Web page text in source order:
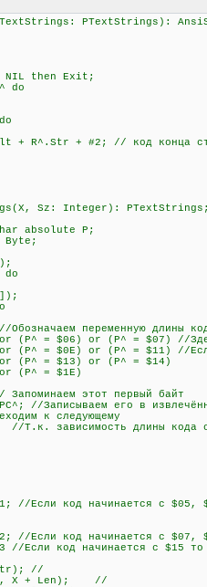
PTextStrings):
then Exit;
do
R^.Str + #2; // код конца
Sz: Integer):
absolute P;
Byte;
do
переменную длины
= $06) or (P^ = $07) //Здесь
= $0E) or (P^ = $11) //Если
(P^ = $13) or (P^ = $14)
(P^ = $1E)
этот первый байт
Записываем его в
к следующему
зависимость длины кода от
код начинается с $05,
код начинается с $07,
код начинается с $15 то
//
X + Len); //